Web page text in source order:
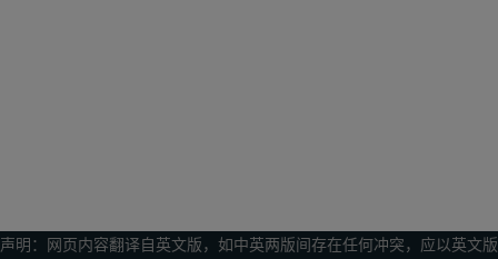
声明：网页内容翻译自英文版，如中英两版间存在任何冲突，应以英文版